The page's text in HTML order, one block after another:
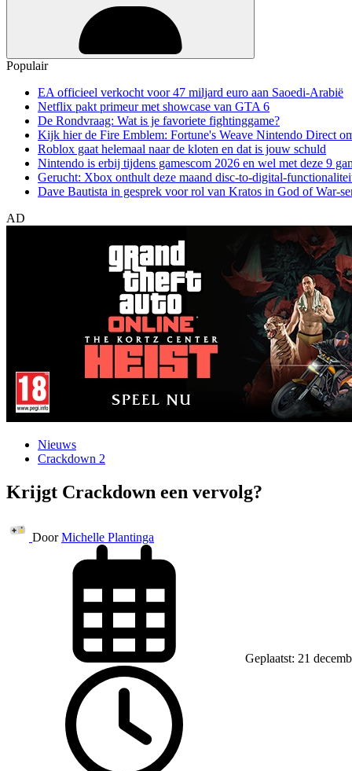
Populair
EA officieel verkocht voor 47 miljard euro aan Saoedi-Arabië
Netflix pakt primeur met showcase van GTA 6
De Rondvraag: Wat is je favoriete fightinggame?
Kijk hier de Fire Emblem: Fortune's Weave Nintendo Direct
Roblox gaat helemaal naar de kloten en dat is jouw schuld
Nintendo is erbij tijdens gamescom 2026 en wel met deze 9
Gerucht: Xbox onthult deze maand disc-to-digital-
Dave Bautista in gesprek voor rol van Kratos in God of War-
AD
Nieuws
Crackdown 2
Krijgt Crackdown een vervolg?
Door Michelle Plantinga
Geplaatst: 21